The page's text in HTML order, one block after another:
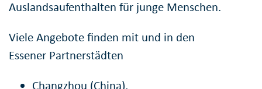
Auslandsaufenthalten für junge Menschen.
Viele Angebote finden mit und in den
Essener Partnerstädten
Changzhou (China),